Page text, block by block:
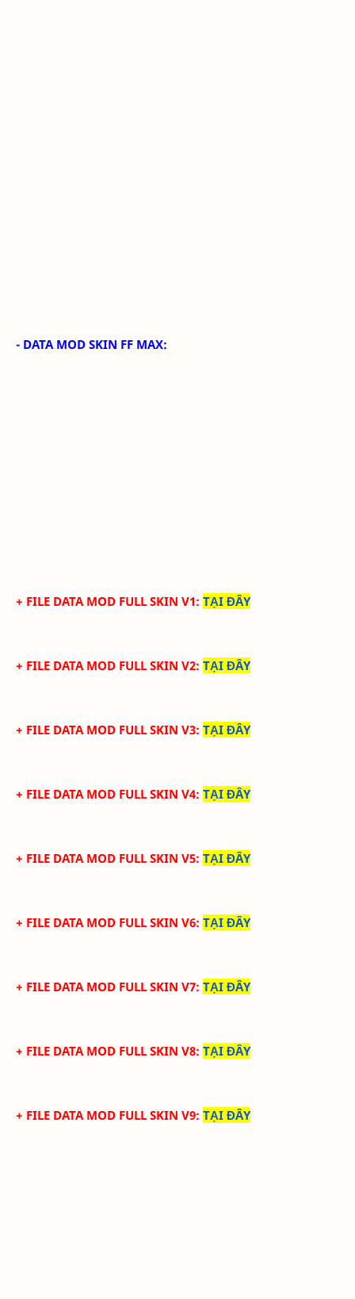
- DATA MOD SKIN FF MAX:
+ FILE DATA MOD FULL SKIN V1: TẠI ĐÂY
+ FILE DATA MOD FULL SKIN V2: TẠI ĐÂY
+ FILE DATA MOD FULL SKIN V3: TẠI ĐÂY
+ FILE DATA MOD FULL SKIN V4: TẠI ĐÂY
+ FILE DATA MOD FULL SKIN V5: TẠI ĐÂY
+ FILE DATA MOD FULL SKIN V6: TẠI ĐÂY
+ FILE DATA MOD FULL SKIN V7: TẠI ĐÂY
+ FILE DATA MOD FULL SKIN V8: TẠI ĐÂY
+ FILE DATA MOD FULL SKIN V9: TẠI ĐÂY